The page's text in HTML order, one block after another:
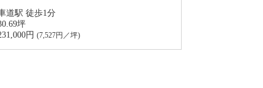
道駅 徒歩1分
坪
円 (7,527円／坪)